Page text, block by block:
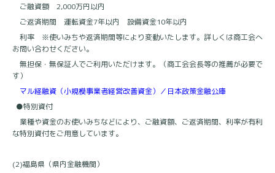
ご融資額2,000万円以内
ご返済期間
運転資金7年以内 設備資金10年以内
利率 ※使いみちや返済期間等により変動いたします。詳しくは商工会へ
お問い合わせください。
無担保・無保証人でご利用いただけます。（商工会会長等の推薦が必要で
す）
マル経融資（小規模事業者経営改善資金）／日本政策金融公庫
●特別資付
業種や資金のお使いみちなどにより、ご融資額、ご返済期間、利率が有利
な特別資付をご用意しています。
(2)福島県（県内金融機関）